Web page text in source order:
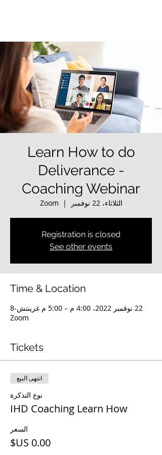
Learn How to do
Deliverance -
Coaching Webinar
الثلاثاء، 22 نوفمبر
  |
Zoom
Registration is closed
See other events
Time & Location
22 نوفمبر 2022، 4:00 م – 5:00 م غرينتش-8
Zoom
Tickets
انتهى البيع
نوع التذكرة
IHD Coaching Learn How
السعر